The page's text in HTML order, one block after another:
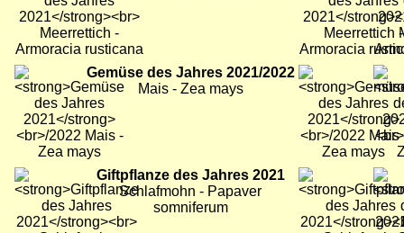
Bild
Gemüse des Jahres 2021/2022
Mais - Zea mays
Bild Bild
Bild
Giftpflanze des Jahres 2021
Schlafmohn - Papaver
somniferum
Bild Bild